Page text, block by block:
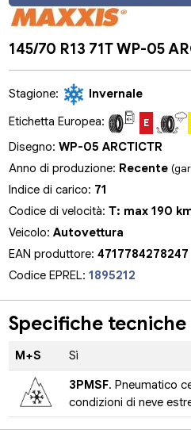
145/70 R13 71T WP-05
Stagione:
Invernale
Etichetta Europea:
E
Disegno:WP-05 ARCTICTR
Anno di produzione: Recente
Indice di carico: 71
Codice di velocità:T: max 190
Veicolo:Autovettura
EAN produttore:4717784278247
Codice EPREL:1895212
Specifiche tecniche
M+S Sì
3PMSF. Pneumatico
condizioni di neve